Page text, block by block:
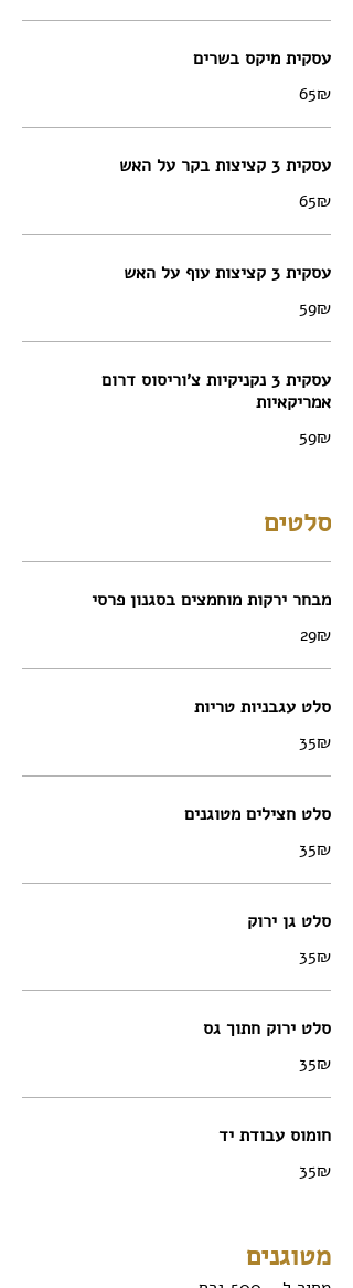
עסקית מיקס בשרים
‏65 ‏₪
עסקית 3 קציצות בקר על האש
‏65 ‏₪
עסקית 3 קציצות עוף על האש
‏59 ‏₪
עסקית 3 נקניקיות צ׳וריסוס דרום
אמריקאיות
‏59 ‏₪
סלטים
מבחר ירקות מוחמצים בסגנון פרסי
‏29 ‏₪
סלט עגבניות טריות
‏35 ‏₪
סלט חצילים מטוגנים
‏35 ‏₪
סלט גן ירוק
‏35 ‏₪
סלט ירוק חתוך גס
‏35 ‏₪
חומוס עבודת יד
‏35 ‏₪
מטוגנים